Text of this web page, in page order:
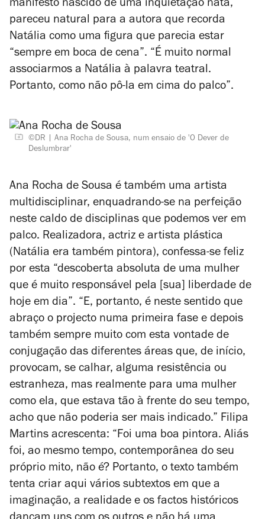
manifesto nascido de uma inquietação nata,
pareceu natural para a autora que recorda
Natália como uma figura que parecia estar
“sempre em boca de cena”. “É muito normal
associarmos a Natália à palavra teatral.
Portanto, como não pô-la em cima do palco”.
©DR
Ana Rocha de Sousa, num ensaio de 'O Dever de
Deslumbrar'
Ana Rocha de Sousa é também uma artista
multidisciplinar, enquadrando-se na perfeição
neste caldo de disciplinas que podemos ver em
palco. Realizadora, actriz e artista plástica
(Natália era também pintora), confessa-se feliz
por esta “descoberta absoluta de uma mulher
que é muito responsável pela [sua] liberdade de
hoje em dia”. “E, portanto, é neste sentido que
abraço o projecto numa primeira fase e depois
também sempre muito com esta vontade de
conjugação das diferentes áreas que, de início,
provocam, se calhar, alguma resistência ou
estranheza, mas realmente para uma mulher
como ela, que estava tão à frente do seu tempo,
acho que não poderia ser mais indicado.” Filipa
Martins acrescenta: “Foi uma boa pintora. Aliás
foi, ao mesmo tempo, contemporânea do seu
próprio mito, não é? Portanto, o texto também
tenta criar aqui vários subtextos em que a
imaginação, a realidade e os factos históricos